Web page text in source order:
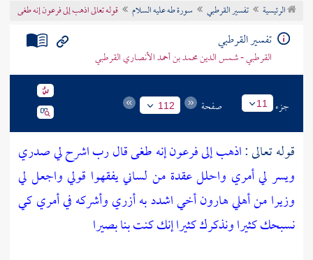
تراجم الأعلام
الرئيسية تفسير القرطبي سورة طه عليه السلام قوله تعالى اذهب إلى فرعون إنه طغى
تفسير القرطبي
القرطبي - شمس الدين محمد بن أحمد الأنصاري القرطبي
جزء 11 صفحة 112
قوله تعالى :اذهب إلى فرعون إنه طغى قال رب اشرح لي صدري
ويسر لي أمري واحلل عقدة من لساني يفقهوا قولي واجعل لي
وزيرا من أهلي هارون أخي اشدد به أزري وأشركه في أمري كي
نسبحك كثيرا ونذكرك كثيرا إنك كنت بنا بصيرا